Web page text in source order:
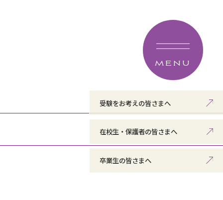
MENU
受験をお考えの皆さまへ
在校生・保護者の皆さまへ
卒業生の皆さまへ